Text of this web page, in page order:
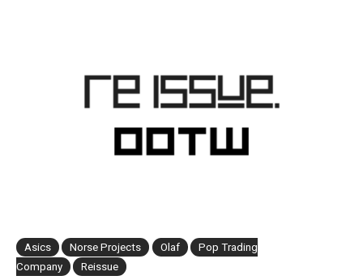
Asics Norse Projects Olaf
Pop Trading
Company
Reissue